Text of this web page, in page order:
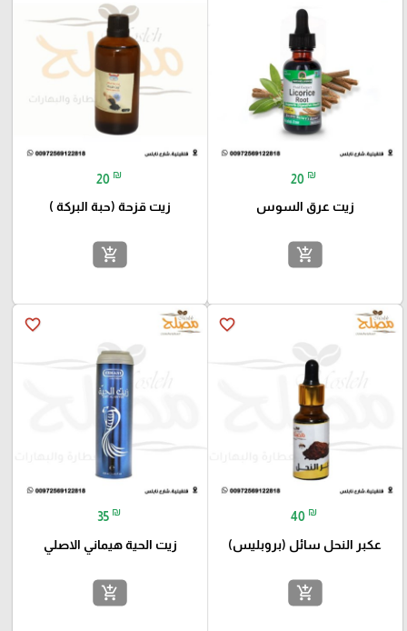
20 ₪
زيت عرق السوس
add_shopping_cart
20 ₪
زيت قزحة (حبة البركة )
add_shopping_cart
favorite_border
40 ₪
عكبر النحل سائل (بروبليس)
add_shopping_cart
favorite_border
35 ₪
زيت الحية هيماني الاصلي
add_shopping_cart